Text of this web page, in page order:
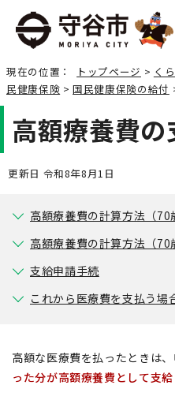
現在の位置： トップページ > く
民健康保険 >国民健康保険の給付
高額療養費の
更新日 令和8年8月1日
高額療養費の計算方法（70
高額療養費の計算方法（70
支給申請手続
これから医療費を支払う場
高額な医療費を払ったときは
った分が高額療養費として支給